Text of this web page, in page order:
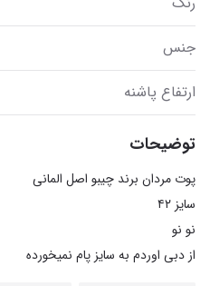
جنس
ارتفاع پاشنه
توضیحات
از دبی اوردم به سایز پام نمیخورده